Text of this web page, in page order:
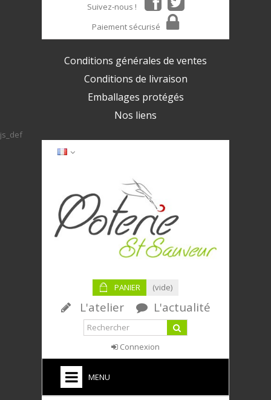
Suivez-nous !
Paiement sécurisé
Conditions générales de ventes
Conditions de livraison
Emballages protégés
Nos liens
js_def
PANIER (vide)
L'atelier L'actualité
Connexion
MENU